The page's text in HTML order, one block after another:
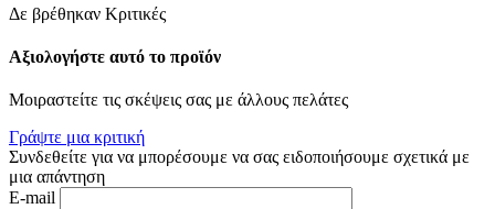
Δε βρέθηκαν Κριτικές
Αξιολογήστε αυτό το προϊόν
Μοιραστείτε τις σκέψεις σας με άλλους πελάτες
Γράψτε μια κριτική
Συνδεθείτε για να μπορέσουμε να σας ειδοποιήσουμε σχετικά με
μια απάντηση
E-mail